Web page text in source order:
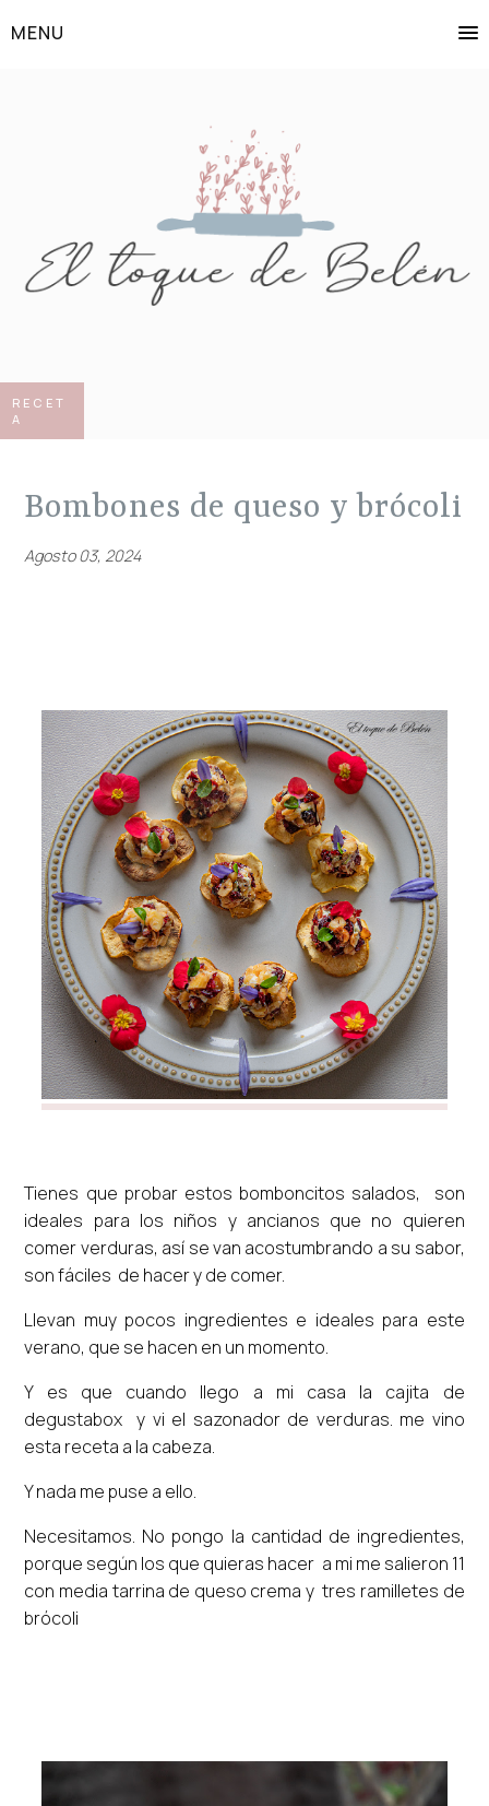
MENU
RECET
A
bombones de queso y brócoli
Agosto 03, 2024
Tienes que probar estos bomboncitos salados, son
ideales para los niños y ancianos que no quieren
comer verduras, así se van acostumbrando a su sabor,
son fáciles de hacer y de comer.
Llevan muy pocos ingredientes e ideales para este
verano, que se hacen en un momento.
Y es que cuando llego a mi casa la cajita de
degustabox y vi el sazonador de verduras. me vino
esta receta a la cabeza.
Y nada me puse a ello.
Necesitamos. No pongo la cantidad de ingredientes,
porque según los que quieras hacer a mi me salieron 11
con media tarrina de queso crema y tres ramilletes de
brócoli